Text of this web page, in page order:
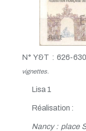
N° Y&T : 626-630
vignettes.
Lisa 1
Réalisation :
Nancy : place